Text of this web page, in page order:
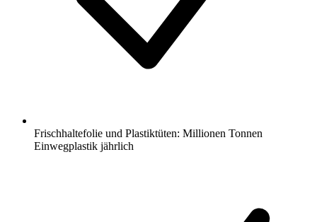
Frischhaltefolie und Plastiktüten: Millionen Tonnen
Einwegplastik jährlich